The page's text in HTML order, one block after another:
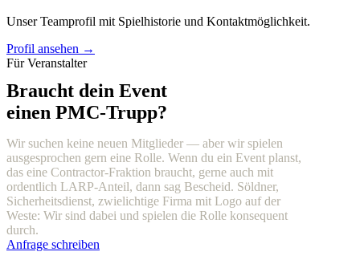
Unser Teamprofil mit Spielhistorie und Kontaktmöglichkeit.
Profil ansehen →
Für Veranstalter
Braucht dein Event
einen PMC-Trupp?
Wir suchen keine neuen Mitglieder — aber wir spielen
ausgesprochen gern eine Rolle. Wenn du ein Event planst,
das eine Contractor-Fraktion braucht, gerne auch mit
ordentlich LARP-Anteil, dann sag Bescheid. Söldner,
Sicherheitsdienst, zwielichtige Firma mit Logo auf der
Weste: Wir sind dabei und spielen die Rolle konsequent
durch.
Anfrage schreiben